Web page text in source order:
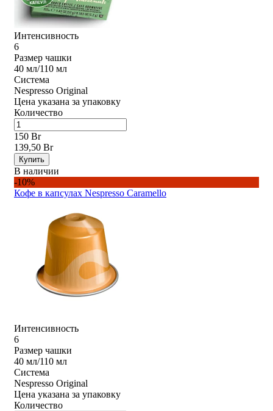
Интенсивность
6
Размер чашки
40 мл/110 мл
Система
Nespresso Original
Цена указана за упаковку
Количество
150 Br
139,50 Br
Купить
В наличии
-10%
Кофе в капсулах Nespresso Caramello
Интенсивность
6
Размер чашки
40 мл/110 мл
Система
Nespresso Original
Цена указана за упаковку
Количество